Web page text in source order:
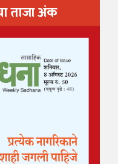
ताजा अंक